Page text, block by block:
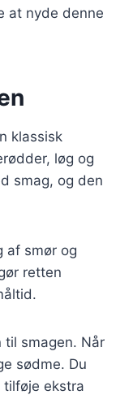
at nyde denne
klassisk
løg og
smag, og den
af smør og
retten
til smagen. Når
sødme. Du
tilføje ekstra